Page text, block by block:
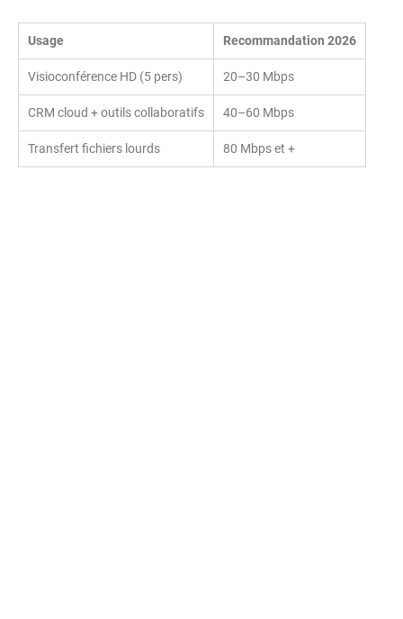
Usage Recommandation 2026
Visioconférence HD (5 pers) 20–30 Mbps
CRM cloud + outils collaboratifs 40–60 Mbps
Transfert fichiers lourds 80 Mbps et +